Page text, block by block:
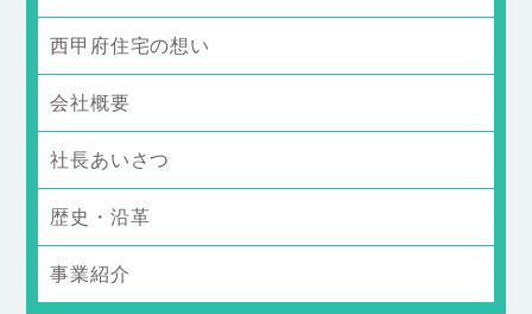
西甲府住宅の想い
会社概要
社長あいさつ
歴史・沿革
事業紹介